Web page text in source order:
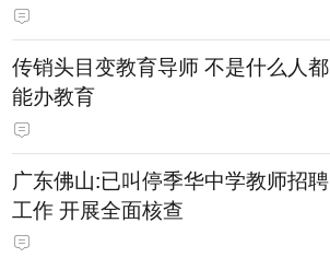
传销头目变教育导师 不是什么人都
能办教育
广东佛山:已叫停季华中学教师招聘
工作 开展全面核查